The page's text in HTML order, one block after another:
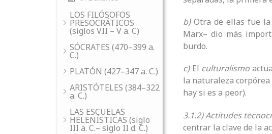
LOS FILÓSOFOS
PRESOCRÁTICOS
(siglos VII – V a. C)
SÓCRATES (470–399 a.
C.)
PLATÓN (427–347 a. C.)
ARISTÓTELES (384–322
a. C.)
LAS ESCUELAS
HELENÍSTICAS (siglo
III a. C.– siglo II d. C.)
b)Otra de ellas fue la
Marx– dio más
burdo.
c)El culturalismo
la naturaleza
hay si es a peor).
3.1.2) Actitudes
centrar la clave de la